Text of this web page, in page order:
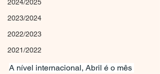
2024/2025
2023/2024
2022/2023
2021/2022
A nível internacional, Abril é o mês